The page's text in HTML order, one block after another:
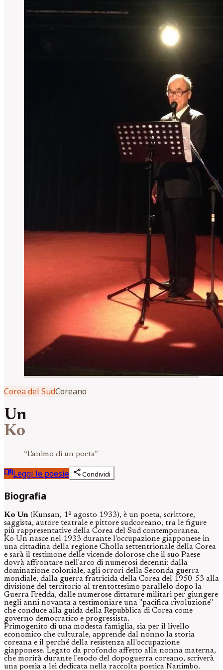
Corea del SudCoreano
Un
Ko
“L'animo di un poeta”
menu_bookLeggi le poesie shareCondividi
Biografia
Ko Un (Kunsan, 1º agosto 1933), è un poeta, scrittore,
saggista, autore teatrale e pittore sudcoreano, tra le figure
più rappresentative della Corea del Sud contemporanea.
Ko Un nasce nel 1933 durante l'occupazione giapponese in
una cittadina della regione Cholla settentrionale della Corea
e sarà il testimone delle vicende dolorose che il suo Paese
dovrà affrontare nell'arco di numerosi decenni: dalla
dominazione coloniale, agli orrori della Seconda guerra
mondiale, dalla guerra fratricida della Corea del 1950-53 alla
divisione del territorio al trentottesimo parallelo dopo la
Guerra Fredda, dalle numerose dittature militari per giungere
negli anni novanta a testimoniare una "pacifica rivoluzione"
che conduce alla guida della Repubblica di Corea come
governo democratico e progressista.
Primogenito di una modesta famiglia, sia per il livello
economico che culturale, apprende dal nonno la storia
coreana e il perché della resistenza all'occupazione
giapponese. Legato da profondo affetto alla nonna materna,
che morirà durante l'esodo del dopoguerra coreano, scriverà
una poesia a lei dedicata nella raccolta poetica Nanimbo.